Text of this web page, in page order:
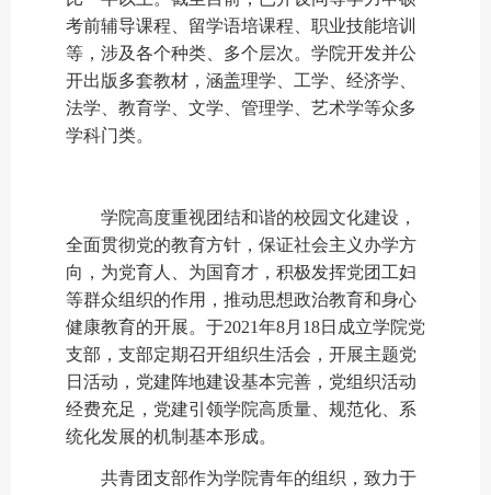
考前辅导课程、留学语培课程、职业技能培训
等，涉及各个种类、多个层次。学院开发并公
开出版多套教材，涵盖理学、工学、经济学、
法学、教育学、文学、管理学、艺术学等众多
学科门类。
学院高度重视团结和谐的校园文化建设，
全面贯彻党的教育方针，保证社会主义办学方
向，为党育人、为国育才，积极发挥党团工妇
等群众组织的作用，推动思想政治教育和身心
健康教育的开展。于2021年8月18日成立学院党
支部，支部定期召开组织生活会， 开展主题党
日活动 ，党建阵地建设基本完善，党组织活动
经费充足，党建引领学院高质量、规范化、系
统化发展的机制基本形成。
共青团支部作为学院青年的组织，致力于